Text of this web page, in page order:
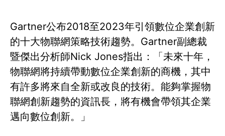
Gartner公布2018至2023年引領數位企業創新
的十大物聯網策略技術趨勢。Gartner副總裁
暨傑出分析師Nick Jones指出：「未來十年，
物聯網將持續帶動數位企業創新的商機，其中
有許多將來自全新或改良的技術。能夠掌握物
聯網創新趨勢的資訊長，將有機會帶領其企業
邁向數位創新。」